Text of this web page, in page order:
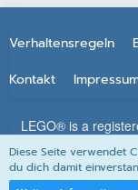
Verhaltensregeln
Kontakt
LEGO® is a
does not
trademarks,
Diese Seite verwendet
du dich damit